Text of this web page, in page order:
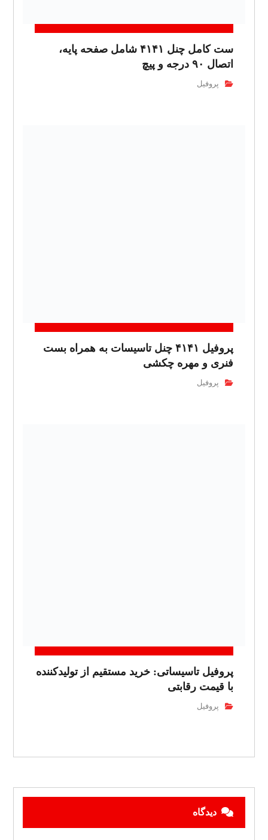
ست کامل چنل ۴۱۴۱ شامل صفحه پایه،
اتصال ۹۰ درجه و پیچ
پروفیل
پروفیل ۴۱۴۱ چنل تاسیسات به همراه بست
فنری و مهره چکشی
پروفیل
پروفیل تاسیساتی: خرید مستقیم از تولیدکننده
با قیمت رقابتی
پروفیل
دیدگاه